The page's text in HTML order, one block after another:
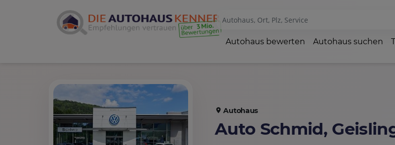
Autohaus bewerten Autohaus suchen
Autohaus
Auto Schmid,